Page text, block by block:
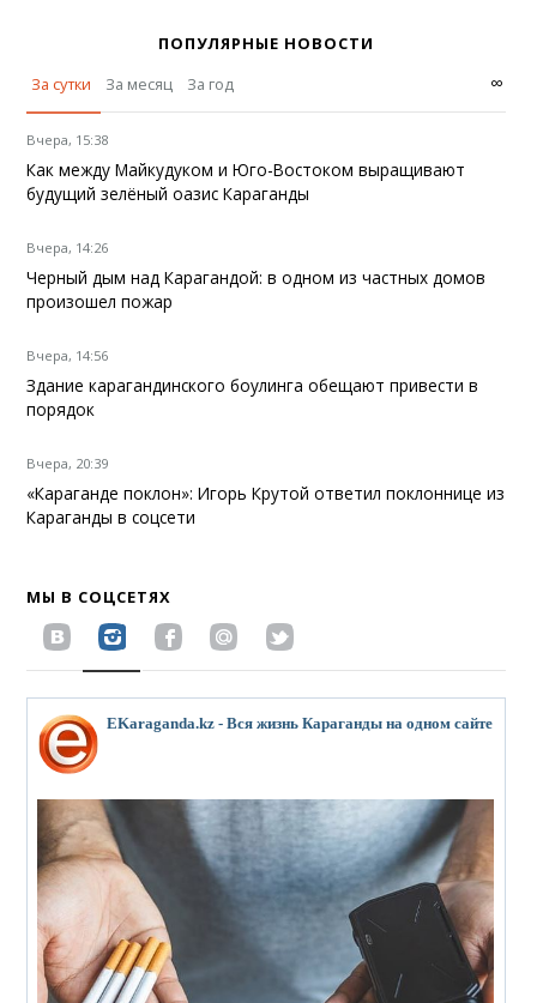
ПОПУЛЯРНЫЕ НОВОСТИ
За сутки
За месяц За год ∞
Вчера, 15:38
Как между Майкудуком и Юго-Востоком выращивают
будущий зелёный оазис Караганды
Вчера, 14:26
Черный дым над Карагандой: в одном из частных домов
произошел пожар
Вчера, 14:56
Здание карагандинского боулинга обещают привести в
порядок
Вчера, 20:39
«Караганде поклон»: Игорь Крутой ответил поклоннице из
Караганды в соцсети
МЫ В СОЦСЕТЯХ
EKaraganda.kz - Вся жизнь Караганды на одном сайте